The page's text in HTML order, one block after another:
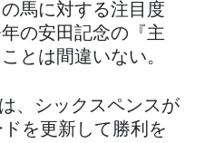
馬に対する注目度
の安田記念の『主
とは間違いない。
、シックスペンスが
を更新して勝利を